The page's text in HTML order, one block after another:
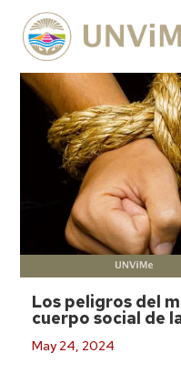
Los peligros del
cuerpo social de
May 24, 2024